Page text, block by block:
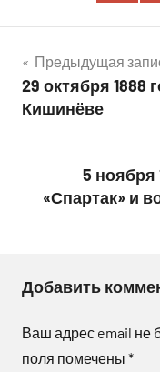
Навигация
по
Предыдущая
29 октября 1888
Кишинёве
5 ноября
«Спартак» и
Добавить
Ваш адрес email не
поля помечены *